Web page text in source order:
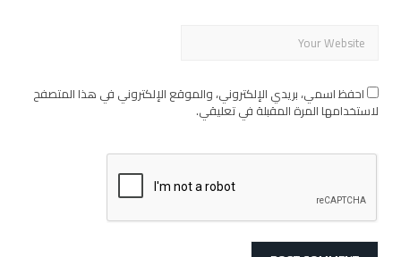
احفظ اسمي، بريدي الإلكتروني، والموقع الإلكتروني في هذا المتصفح
لاستخدامها المرة المقبلة في تعليقي.